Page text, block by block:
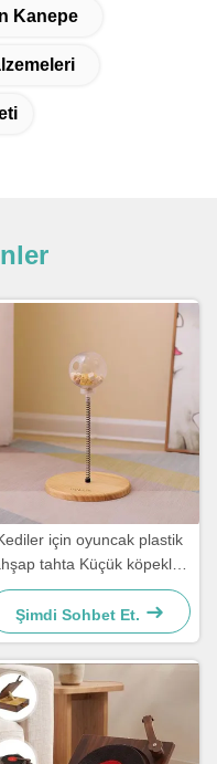
Kanepe
için oyuncak plastik
tahta Küçük köpekler
ve kediler için Basit ve pratik
Şimdi Sohbet Et.